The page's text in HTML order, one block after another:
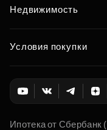
Недвижимость
Условия покупки
Ипотека от Сбербанк